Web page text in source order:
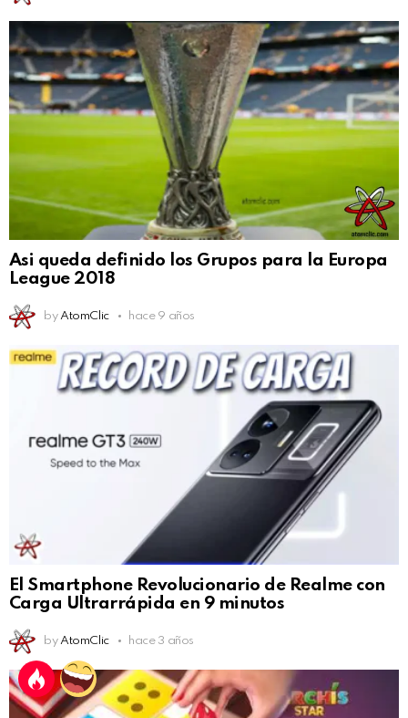
Asi queda definido los Grupos para la Europa
League 2018
by AtomClic hace 9 años
El Smartphone Revolucionario de Realme con
Carga Ultrarrápida en 9 minutos
by AtomClic hace 3 años